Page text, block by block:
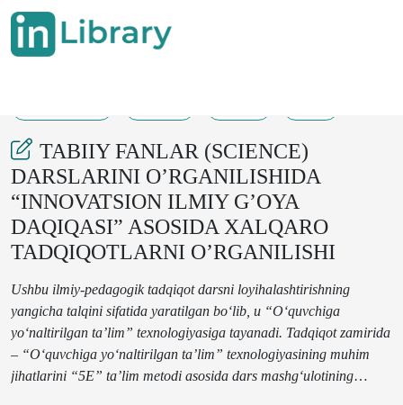
TABIIY FANLAR (SCIENCE)
DARSLARINI O’RGANILISHIDA
“INNOVATSION ILMIY G’OYA
DAQIQASI” ASOSIDA XALQARO
TADQIQOTLARNI O’RGANILISHI
Ushbu ilmiy-pedagogik tadqiqot darsni loyihalashtirishning
yangicha talqini sifatida yaratilgan bo‘lib, u “O‘quvchiga
yo‘naltirilgan ta’lim” texnologiyasiga tayanadi. Tadqiqot zamirida
– “O‘quvchiga yo‘naltirilgan ta’lim” texnologiyasining muhim
jihatlarini “5E” ta’lim metodi asosida dars mashg‘ulotining